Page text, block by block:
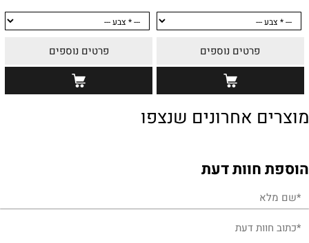
פרטים נוספים פרטים נוספים
מוצרים אחרונים שנצפו
הוספת חוות דעת